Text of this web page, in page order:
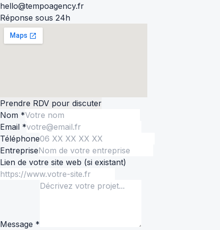
hello@tempoagency.fr
Réponse sous 24h
Prendre RDV pour discuter
Nom *
Email *
Téléphone
Entreprise
Lien de votre site web (si existant)
Message *